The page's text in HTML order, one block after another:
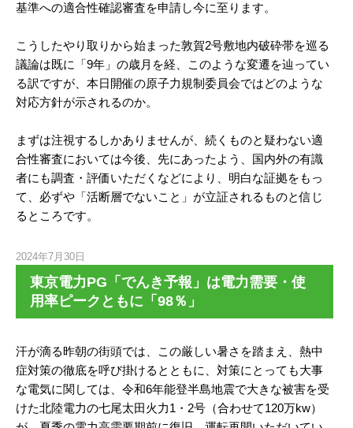
基準への適合性確認審査を申請し今に至ります。
こうしたやり取りから始まった敦賀2号敷地内破砕帯を巡る
議論は既に「9年」の歳月を経、このような変遷を辿ってい
る訳ですが、本日開催の原子力規制委員会ではどのような
対応方針が示されるのか。
まずは注視するしかありませんが、続くものと疑わない適
合性審査においては今後、先にあったよう、国内外の有識
者にも調査・評価いただくなどにより、明白な証拠をもっ
て、必ずや「活断層でないこと」が立証されるものと信じ
るところです。
2024年7月30日
東京電力PG「でんき予報」は電力需要・使
用率ピークともに「98％」
汗が滴る昨朝の街頭では、この厳しい暑さを踏まえ、熱中
症対策の徹底を呼び掛けるとともに、対策にとっても大事
な電気に関しては、令和6年能登半島地震で大きな被害を受
けた北陸電力の七尾太田火力1・2号（合わせて120万kw）